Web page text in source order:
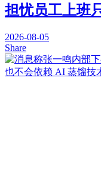
担忧员工上班
2026-08-05
Share